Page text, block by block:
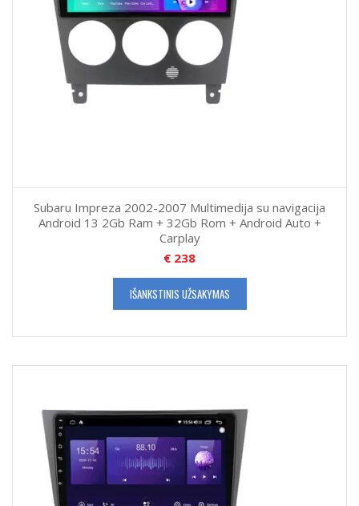
Subaru Impreza 2002-2007 Multimedija su navigacija
Android 13 2Gb Ram + 32Gb Rom + Android Auto +
Carplay
€ 238
IŠANKSTINIS UŽSAKYMAS